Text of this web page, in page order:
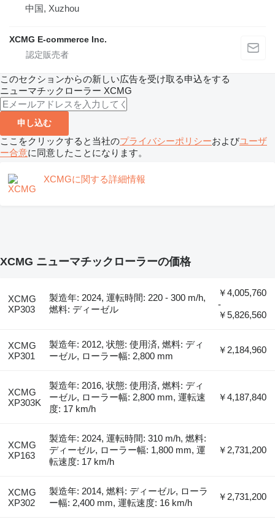
中国, Xuzhou
XCMG E-commerce Inc.
このセクションからの新しい広告を受け取る申込をする
ニューマチックローラー XCMG
申し込む
ここをクリックすると当社のプライバシーポリシーおよびユーザ
ー合意に同意したことになります。
XCMGに関する詳細情報
XCMG ニューマチックローラーの価格
XCMG
XP303
製造年: 2024, 運転時間: 220 - 300 m/h,
燃料: ディーゼル
￥4,005,760
-
￥5,826,560
XCMG
XP301
製造年: 2012, 状態: 使用済, 燃料: ディ
ーゼル, ローラー幅: 2,800 mm
￥2,184,960
XCMG
XP303K
製造年: 2016, 状態: 使用済, 燃料: ディ
ーゼル, ローラー幅: 2,800 mm, 運転速
度: 17 km/h
￥4,187,840
XCMG
XP163
製造年: 2024, 運転時間: 310 m/h, 燃料:
ディーゼル, ローラー幅: 1,800 mm, 運
転速度: 17 km/h
￥2,731,200
XCMG
XP302
製造年: 2014, 燃料: ディーゼル, ローラ
ー幅: 2,400 mm, 運転速度: 16 km/h
￥2,731,200